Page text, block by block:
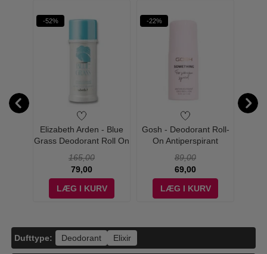
-52%
Elizabeth Arden - Blue
Grass Deodorant Roll On
165,00
79,00
LÆG I KURV
-22%
Gosh - Deodorant Roll-
On Antiperspirant
89,00
69,00
LÆG I KURV
Dufttype: Deodorant Elixir